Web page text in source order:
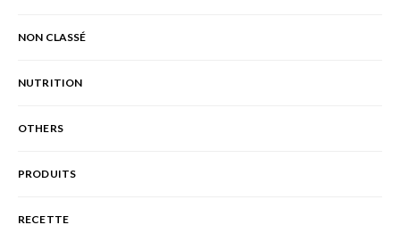
NON CLASSÉ
NUTRITION
OTHERS
PRODUITS
RECETTE